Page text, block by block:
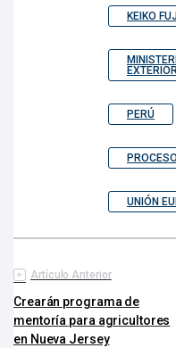
KEIKO
PERÚ
UNIÓN
Artículo Anterior
Crearán programa de
mentoría para agricultores
en Nueva Jersey